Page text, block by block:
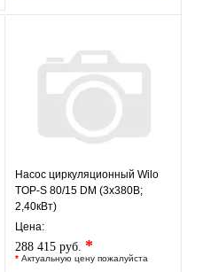
Насос циркуляционный Wilo
TOP-S 80/15 DM (3х380В;
2,40кВт)
Цена:
288 415 руб. *
* Актуальную цену пожалуйста